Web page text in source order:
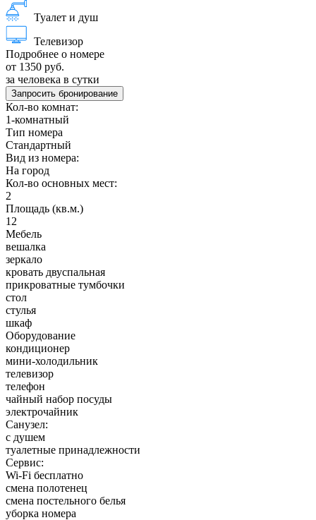
Туалет и душ
Телевизор
Подробнее о номере
от 1350 руб.
за человека в сутки
Запросить бронирование
Кол-во комнат:
1-комнатный
Тип номера
Стандартный
Вид из номера:
На город
Кол-во основных мест:
2
Площадь (кв.м.)
12
Мебель
вешалка
зеркало
кровать двуспальная
прикроватные тумбочки
стол
стулья
шкаф
Оборудование
кондиционер
мини-холодильник
телевизор
телефон
чайный набор посуды
электрочайник
Санузел:
с душем
туалетные принадлежности
Сервис:
Wi-Fi бесплатно
смена полотенец
смена постельного белья
уборка номера